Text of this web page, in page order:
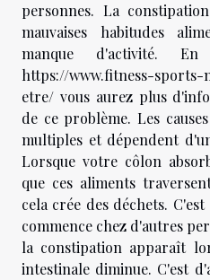
personnes. La
mauvaises habitudes
manque d'activité.
https://www.fitness-
etre/ vous aurez plus
de ce problème. Les
multiples et dépendent
Lorsque votre côlon
que ces aliments
cela crée des déchets.
commence chez d'autres
la constipation apparaît
intestinale diminue. C'est